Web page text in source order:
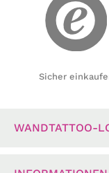
Sicher
WANDTATTOO-